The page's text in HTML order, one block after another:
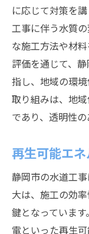
に応じて対策を
工事に伴う水質
な施工方法や材
評価を通じて、
指し、地域の環
取り組みは、地
であり、透明性
再生可能エ
静岡市の水道工
大は、施工の効
鍵となっていま
電といった再生